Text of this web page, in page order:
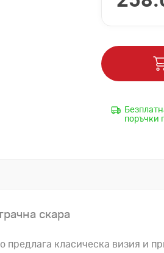
поръчки
скара
класическа визия и